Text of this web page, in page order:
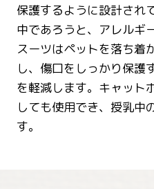
保護するように設計され
中であろうと、アレルギ
スーツはペットを落ち着
し、傷口をしっかり保護
を軽減します。キャット
しても使用でき、授乳中
す。